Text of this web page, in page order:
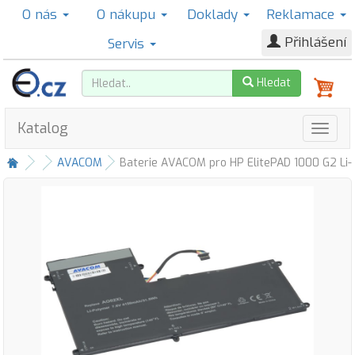
O nás O nákupu Doklady
Reklamace
Servis
Přihlášení
Hledat
Katalog
AVACOM Baterie AVACOM pro HP ElitePAD 1000 G2